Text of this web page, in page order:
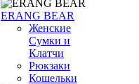
ERANG BEAR
Женские
Сумки и
Клатчи
Рюкзаки
Кошельки